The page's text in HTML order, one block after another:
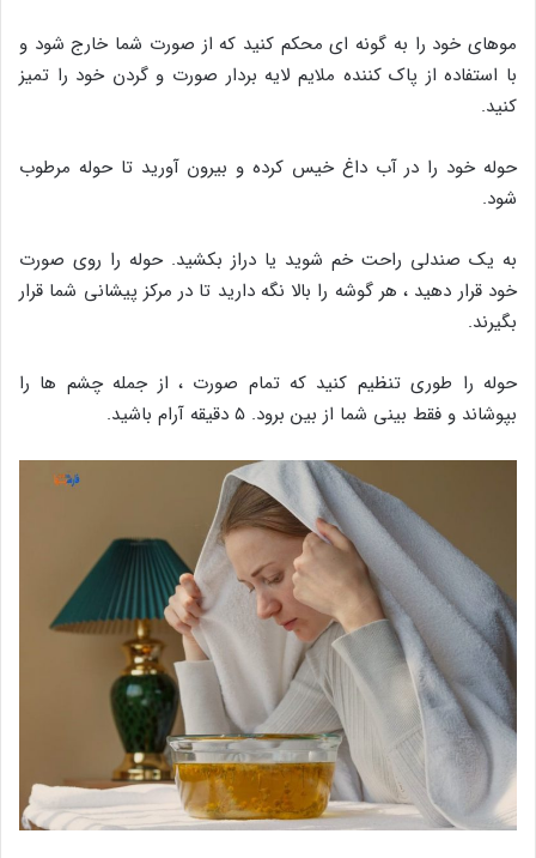
موهای خود را به گونه ای محکم کنید که از صورت شما خارج شود و
با استفاده از پاک کننده ملایم لایه بردار صورت و گردن خود را تمیز
کنید.
حوله خود را در آب داغ خیس کرده و بیرون آورید تا حوله مرطوب
شود.
به یک صندلی راحت خم شوید یا دراز بکشید. حوله را روی صورت
خود قرار دهید ، هر گوشه را بالا نگه دارید تا در مرکز پیشانی شما قرار
بگیرند.
حوله را طوری تنظیم کنید که تمام صورت ، از جمله چشم ها را
بپوشاند و فقط بینی شما از بین برود. ۵ دقیقه آرام باشید.